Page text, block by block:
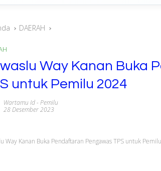
DAERAH
Way Kanan Buka
untuk Pemilu 2024
Wartamu Id- Pemilu
28 Desember 2023
Way Kanan Buka Pendaftaran Pengawas TPS untuk